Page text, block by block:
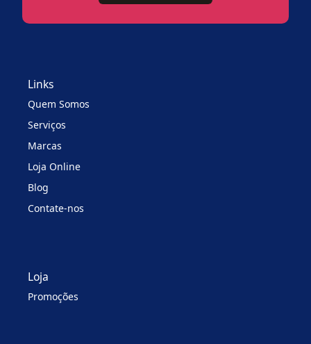
Links
Quem Somos
Serviços
Marcas
Loja Online
Blog
Contate-nos
Loja
Promoções